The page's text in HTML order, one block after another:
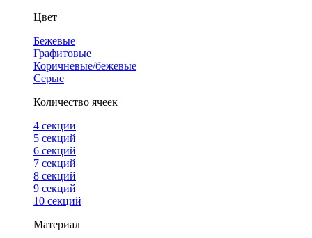
Цвет
Бежевые
Графитовые
Коричневые/бежевые
Серые
Количество ячеек
4 cекции
5 секций
6 секций
7 секций
8 секций
9 секций
10 секций
Материал